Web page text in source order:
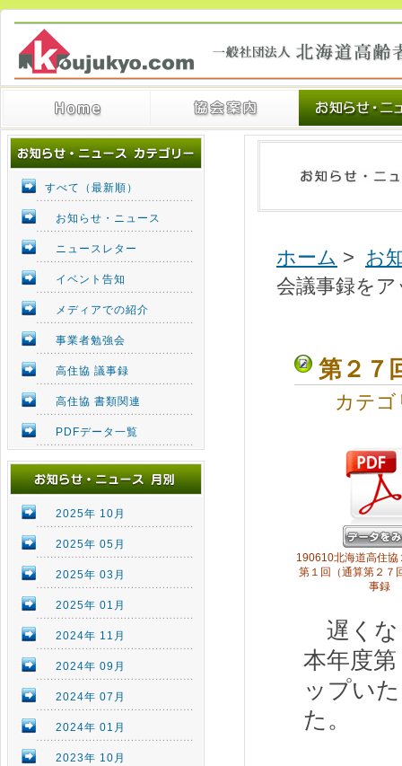
すべて（最新順）
お知らせ・ニュース
ニュースレター
イベント告知
メディアでの紹介
事業者勉強会
高住協 議事録
高住協 書類関連
PDFデータ一覧
2025年 10月
2025年 05月
2025年 03月
2025年 01月
2024年 11月
2024年 09月
2024年 07月
2024年 01月
2023年 10月
ホーム > お
会議事録を
第２７
カテ
190610北海道高住協
第１回（通算第２７
事録
遅くな
本年度
ップい
た。